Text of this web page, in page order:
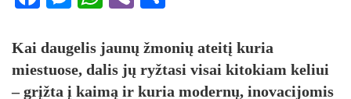
Kai daugelis jaunų žmonių ateitį kuria
miestuose, dalis jų ryžtasi visai kitokiam keliui
– grįžta į kaimą ir kuria modernų, inovacijomis